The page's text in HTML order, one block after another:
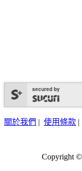
secured by
關於我們 | 使用條款 |
Copyright ©